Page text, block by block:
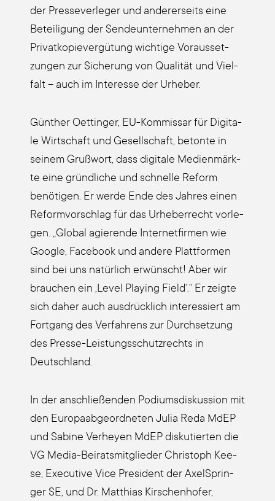
der Pres­se­ver­le­ger und ande­rer­seits eine
Betei­li­gung der Sen­de­un­ter­neh­men an der
Pri­vat­ko­pie­ver­gü­tung wich­ti­ge Vor­aus­set­
zun­gen zur Siche­rung von Qua­li­tät und Viel­
falt – auch im Inter­es­se der Urhe­ber.
Gün­ther Oet­tin­ger, EU-Kom­mis­sar für Digi­ta­
le Wirt­schaft und Gesell­schaft, beton­te in
sei­nem Gruß­wort, dass digi­ta­le Medi­en­märk­
te eine gründ­li­che und schnel­le Reform
benö­ti­gen. Er wer­de Ende des Jah­res einen
Reform­vor­schlag für das Urhe­ber­recht vor­le­
gen. „Glo­bal agie­ren­de Inter­net­fir­men wie
Goog­le, Face­book und ande­re Platt­for­men
sind bei uns natür­lich erwünscht! Aber wir
brau­chen ein ‚Level Play­ing Field‘.“ Er zeig­te
sich daher auch aus­drück­lich inter­es­siert am
Fort­gang des Ver­fah­rens zur Durch­set­zung
des Pres­se-Leis­tungs­schutz­rechts in
Deutsch­land.
In der anschlie­ßen­den Podi­ums­dis­kus­si­on mit
den Euro­pa­ab­ge­ord­ne­ten Julia Reda MdEP
und Sabi­ne Ver­he­yen MdEP dis­ku­tier­ten die
VG Media-Bei­rats­mit­glie­der Chris­toph Kee­
se, Exe­cu­ti­ve Vice Pre­si­dent der Axel­Sprin­
ger SE, und Dr. Mat­thi­as Kir­schen­ho­fer,